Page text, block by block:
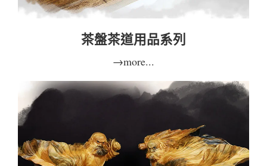
茶盤茶道用品系列
→more...